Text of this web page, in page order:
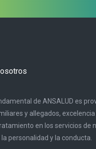
de ANSALUD es
y allegados,
en los servicios de
personalidad y la conducta.